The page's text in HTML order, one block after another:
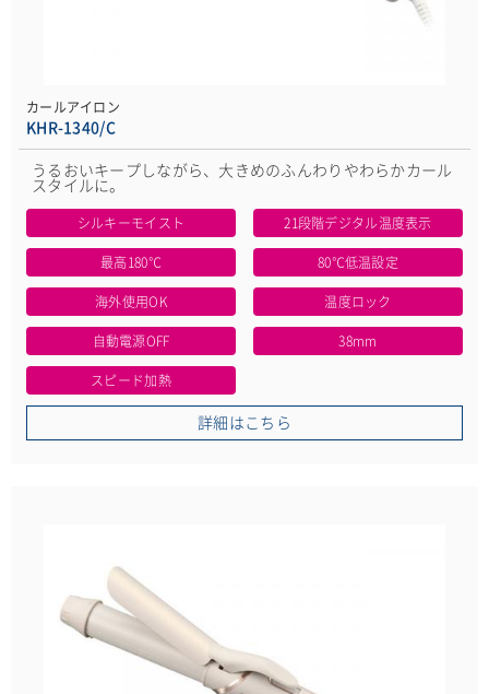
カールアイロン
KHR-1340/C
うるおいキープしながら、大きめのふんわりやわらかカール
スタイルに。
シルキーモイスト 21段階デジタル温度表示
最高180℃ 80℃低温設定
海外使用OK 温度ロック
自動電源OFF 38mm
スピード加熱
詳細はこちら